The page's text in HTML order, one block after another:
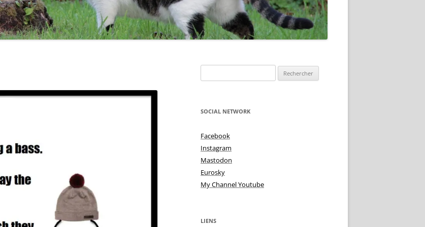
TEN COMMANDMENTS OF BASS
CHICK COREA!
JAZZ SCALES
LA GAMME BLUES
DEMI-TON TON & TON TON
MAL AQUIS HARASSE!
TRICOTISM OU UNE HISTOIRE DE
DO YOU KNOW WHERE ONE IS ?
TU VIENS MA PUCE
SOCIAL NETWORK
Facebook
Instagram
Mastodon
Eurosky
My Channel Youtube
LIENS